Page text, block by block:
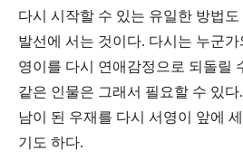
다시 시작할 수 있는 유일한 방법
발선에 서는 것이다. 다시는 누군
영이를 다시 연애감정으로 되돌릴
같은 인물은 그래서 필요할 수 있
남이 된 우재를 다시 서영이 앞에
기도 하다.